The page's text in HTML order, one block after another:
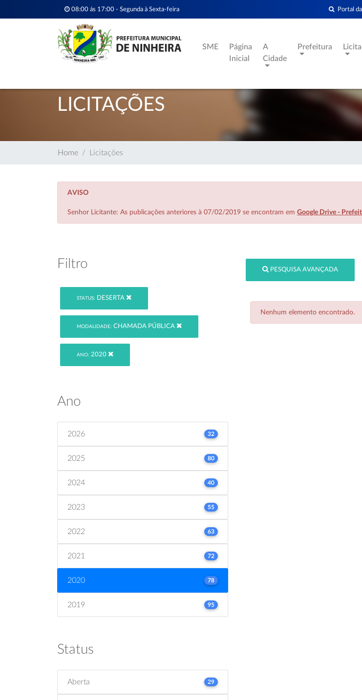
08:00 ás 17:00 - Segunda à Sexta-feira Portal
SME
Página
Inicial
A
Cidade
Prefeitura
LICITAÇÕES
Home Licitações
AVISO
Senhor Licitante: As publicações anteriores à 07/02/2019 se encontram em Google Drive -
Filtro
STATUS: DESERTA
MODALIDADE: CHAMADA PÚBLICA
ANO: 2020
Ano
2026 32
2025 80
2024 40
2023 55
2022 63
2021 72
2020 78
2019 95
Status
Aberta 29
PESQUISA AVANÇADA
Nenhum elemento encontrado.